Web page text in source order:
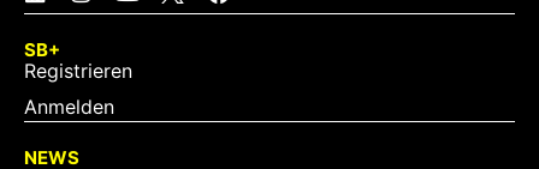
SB+
Registrieren
Anmelden
NEWS